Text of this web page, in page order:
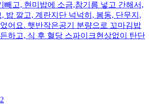
빼고, 현미밥에 소금,참기름 넣고 간해서,
밥 깔고, 계란지단 넉넉히, 봄동, 단무지,
어요. 햇반작은공기 분량으로 꼬마김밥
하고, 식 후 혈당 스파이크현상없이 탄단